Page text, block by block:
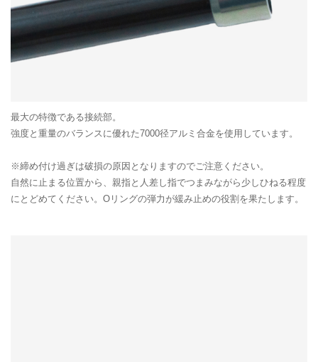
最大の特徴である接続部。
強度と重量のバランスに優れた7000径アルミ合金を使用しています。
※締め付け過ぎは破損の原因となりますのでご注意ください。
自然に止まる位置から、親指と人差し指でつまみながら少しひねる程度
にとどめてください。Oリングの弾力が緩み止めの役割を果たします。